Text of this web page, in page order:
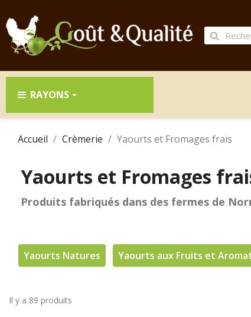
RAYONS
Accueil Crèmerie Yaourts et Fromages frais
Yaourts et Fromages
Produits fabriqués dans des fermes de
Yaourts Natures Yaourts aux Fruits et
Il y a 89 produits